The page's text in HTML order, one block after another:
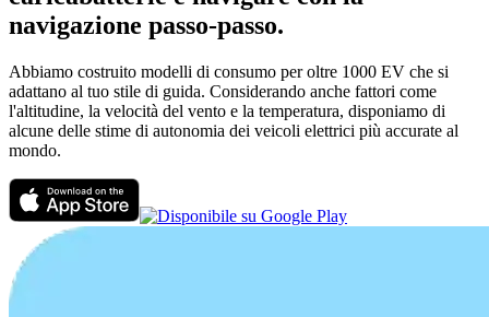
navigazione passo-passo.
Abbiamo costruito modelli di consumo per oltre 1000 EV che si
adattano al tuo stile di guida. Considerando anche fattori come
l'altitudine, la velocità del vento e la temperatura, disponiamo di
alcune delle stime di autonomia dei veicoli elettrici più accurate al
mondo.